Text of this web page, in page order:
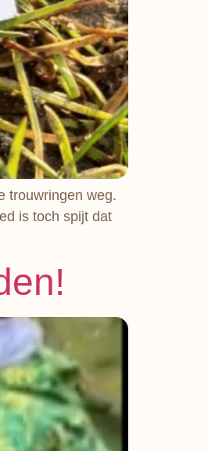
trouwringen weg.
is toch spijt dat